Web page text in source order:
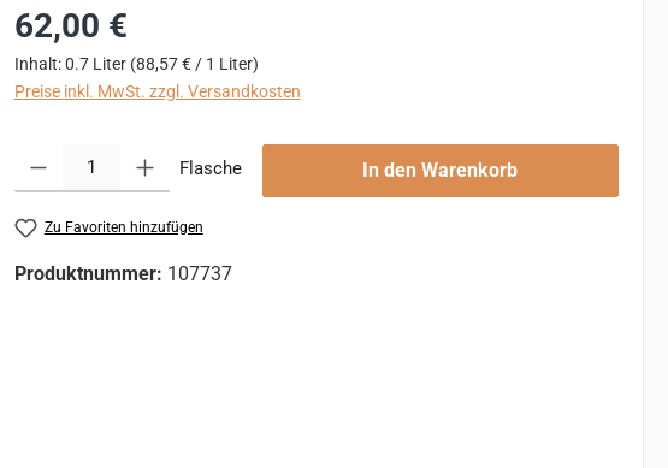
Regulärer Preis:
62,00 €
Inhalt:0.7 Liter (88,57 € / 1 Liter)
Preise inkl. MwSt. zzgl. Versandkosten
Produkt Anzahl: Gib den gewünschten Wert ein oder benutze die Schaltflächen um die
Flasche In den Warenkorb
Zu Favoriten hinzufügen
Produktnummer: 107737